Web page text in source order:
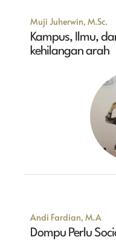
Muji Juherwin, M.Sc.
Kampus, Ilmu,
kehilangan arah
Andi Fardian, M.A
Dompu Perlu